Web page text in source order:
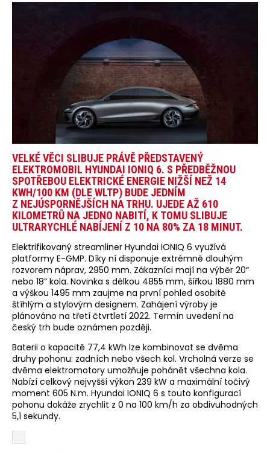
VELKÉ VĚCI SLIBUJE PRÁVĚ PŘEDSTAVENÝ
ELEKTROMOBIL HYUNDAI IONIQ 6. S PŘEDBĚŽNOU
SPOTŘEBOU ELEKTRICKÉ ENERGIE NIŽŠÍ NEŽ 14
KWH/100 KM (DLE WLTP) BUDE JEDNÍM
Z NEJÚSPORNĚJŠÍCH NA TRHU. UJEDE AŽ 610
KILOMETRŮ NA JEDNO NABITÍ, K TOMU SLIBUJE
ULTRARYCHLÉ NABÍJENÍ Z 10 NA 80% ZA 18 MINUT.
Elektrifikovaný streamliner Hyundai IONIQ 6 využívá
platformy E-GMP. Díky ní disponuje extrémně dlouhým
rozvorem náprav, 2950 mm. Zákazníci mají na výběr 20“
nebo 18“ kola. Novinka s délkou 4855 mm, šířkou 1880 mm
a výškou 1495 mm zaujme na první pohled osobitě
štíhlým a stylovým designem. Zahájení výroby je
plánováno na třetí čtvrtletí 2022. Termín uvedení na
český trh bude oznámen později.
Baterii o kapacitě 77,4 kWh lze kombinovat se dvěma
druhy pohonu: zadních nebo všech kol. Vrcholná verze se
dvěma elektromotory umožňuje pohánět všechna kola.
Nabízí celkový nejvyšší výkon 239 kW a maximální točivý
moment 605 N.m. Hyundai IONIQ 6 s touto konfigurací
pohonu dokáže zrychlit z 0 na 100 km/h za obdivuhodných
5,1 sekundy.